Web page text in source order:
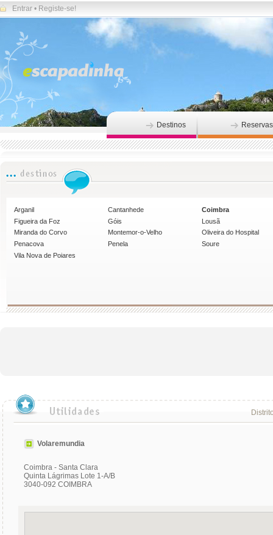
Entrar • Registe-se!
Destinos Reservas
Arganil Cantanhede
Coimbra
Figueira da Foz
Góis
Lousã
Miranda do Corvo
Montemor-o-Velho
Oliveira do Hospital
Penacova
Penela
Soure
Vila Nova de Poiares
Volaremundia
Coimbra - Santa Clara
Quinta Lágrimas Lote 1-A/B
3040-092 COIMBRA